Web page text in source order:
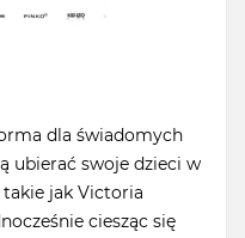
dla świadomych
ubierać swoje dzieci w
jak Victoria
ciesząc się